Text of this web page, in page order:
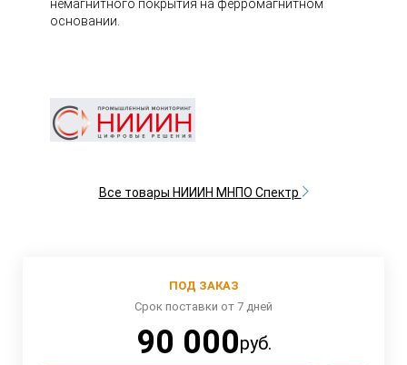
немагнитного покрытия на ферромагнитном
основании.
Все товары НИИИН МНПО Спектр
ПОД ЗАКАЗ
Срок поставки от 7 дней
90 000руб.